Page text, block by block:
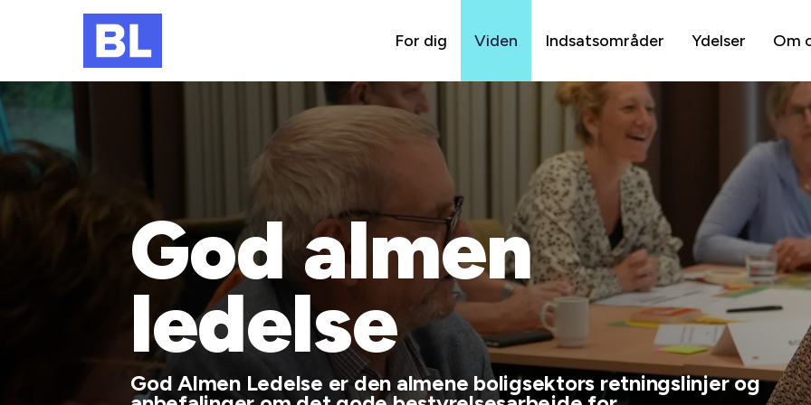
For dig Viden Indsatsområder Ydelser Om
God almen
ledelse
God Almen Ledelse er den almene boligsektors retningslinjer og